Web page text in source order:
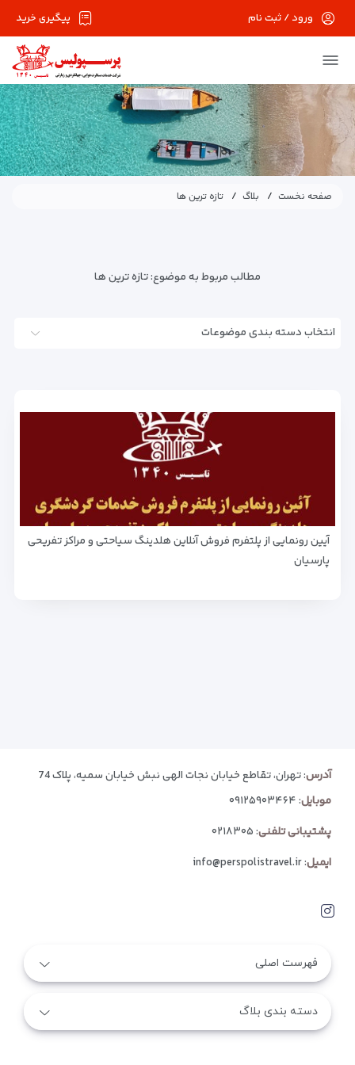
پیگیری خرید ورود / ثبت نام
صفحه نخست بلاگ تازه ترین ها
مطالب مربوط به موضوع:تازه ترین ها
انتخاب دسته بندی موضوعات
آیین رونمایی از پلتفرم فروش آنلاین هلدینگ سیاحتی و مراکز تفریحی
پارسیان
آدرس: تهران، تقاطع خیابان نجات الهی نبش خیابان سمیه، پلاک 74
موبایل:۰۹۱۲۵۹۰۳۴۶۴
پشتیبانی تلفنی:۰۲۱۸۳۰۵
ایمیل:
info@perspolistravel.ir
فهرست اصلی
دسته بندی بلاگ